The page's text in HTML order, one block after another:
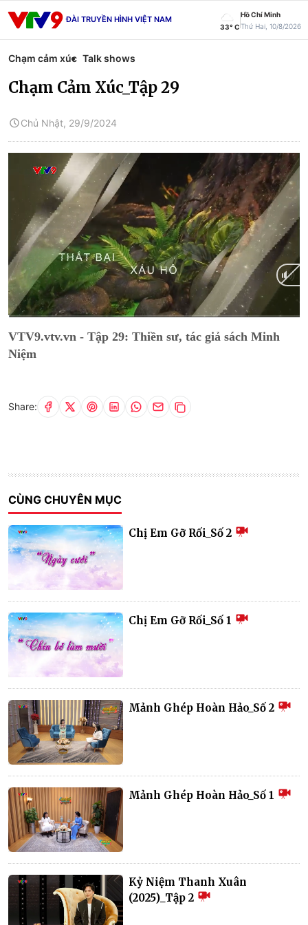
ĐÀI TRUYỀN HÌNH VIỆT NAM
33° C
Hồ Chí Minh
Thứ Hai, 10/8/2026
Chạm cảm xúc Talk shows
Chạm Cảm Xúc_Tập 29
Chủ Nhật, 29/9/2024
VTV9.vtv.vn - Tập 29: Thiền sư, tác giả sách Minh
Niệm
Share:
CÙNG CHUYÊN MỤC
Chị Em Gỡ Rối_Số 2
Chị Em Gỡ Rối_Số 1
Mảnh Ghép Hoàn Hảo_Số 2
Mảnh Ghép Hoàn Hảo_Số 1
Kỷ Niệm Thanh Xuân
(2025)_Tập 2